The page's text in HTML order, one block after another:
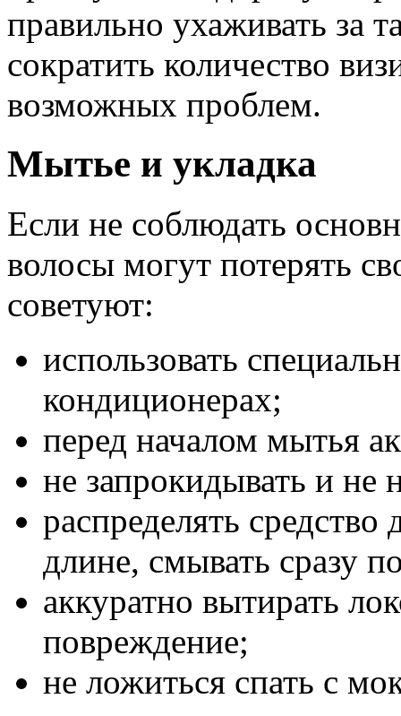
правильно ухаживать за
сократить количество
возможных проблем.
Мытье и укладка
Если не соблюдать
волосы могут потерять
советуют:
использовать
кондиционерах;
перед началом мытья
не запрокидывать и не
распределять
длине, смывать сразу
аккуратно вытирать
повреждение;
не ложиться спать с